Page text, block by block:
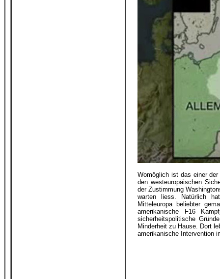
Womöglich ist das einer
den westeuropäischen
der Zustimmung
warten liess. Natürlich
Mitteleuropa beliebter
amerikanische F16
sicherheitspolitische
Minderheit zu Hause. Dort
amerikanische Intervention